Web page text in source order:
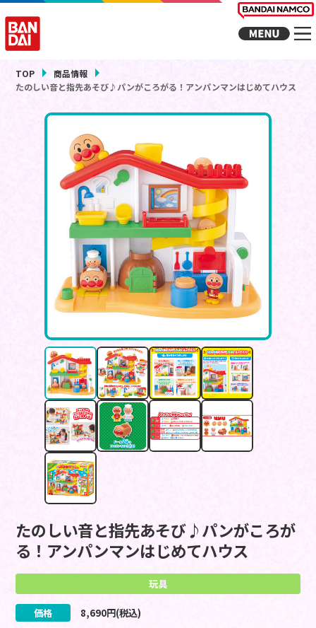
TOP
商品情報
たのしい音と指先あそび♪パンがころがる！アンパンマンはじめてハウス
たのしい音と指先あそび♪パンがころが
る！アンパンマンはじめてハウス
玩具
価格 8,690円(税込)